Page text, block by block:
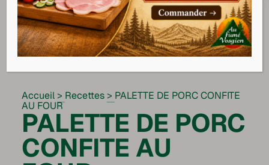
Accueil> Recettes> PALETTE DE PORC CONFITE
AU FOUR
PALETTE DE PORC
CONFITE AU